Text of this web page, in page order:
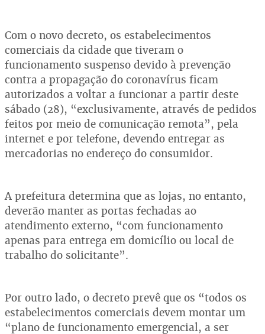
Com o novo decreto, os estabelecimentos
comerciais da cidade que tiveram o
funcionamento suspenso devido à prevenção
contra a propagação do coronavírus ficam
autorizados a voltar a funcionar a partir deste
sábado (28), “exclusivamente, através de pedidos
feitos por meio de comunicação remota”, pela
internet e por telefone, devendo entregar as
mercadorias no endereço do consumidor.
A prefeitura determina que as lojas, no entanto,
deverão manter as portas fechadas ao
atendimento externo, “com funcionamento
apenas para entrega em domicílio ou local de
trabalho do solicitante”.
Por outro lado, o decreto prevê que os “todos os
estabelecimentos comerciais devem montar um
“plano de funcionamento emergencial, a ser